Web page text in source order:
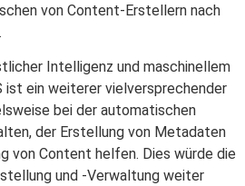
von Content-Erstellern nach
Intelligenz und maschinellem
ist ein weiterer vielversprechender
bei der automatischen
der Erstellung von Metadaten
von Content helfen. Dies würde die
und -Verwaltung weiter